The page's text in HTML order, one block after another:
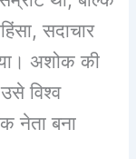
सदाचार
अशोक की
विश्व
नेता बना